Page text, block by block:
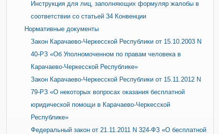
Инструкция для лиц, заполняющих формуляр жалобы в
соответствии со статьей 34 Конвенции
Нормативные документы
Закон Карачаево-Черкесской Республики от 15.10.2003 N
40-РЗ «Об Уполномоченном по правам человека в
Карачаево-Черкесской Республике»
Закон Карачаево-Черкесской Республики от 15.11.2012 N
79-РЗ «О некоторых вопросах оказания бесплатной
юридической помощи в Карачаево-Черкесской
Республике»
Федеральный закон от 21.11.2011 N 324-ФЗ «О бесплатной